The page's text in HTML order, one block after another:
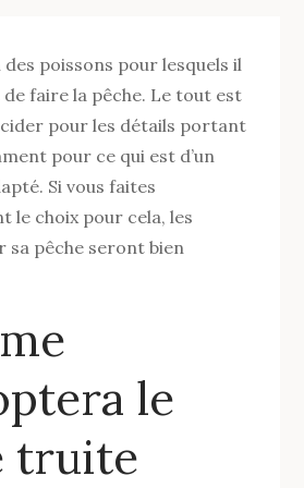
poissons pour lesquels il
faire la pêche. Le tout est
pour les détails portant
pour ce qui est d’un
Si vous faites
le choix pour cela, les
sa pêche seront bien
le
truite